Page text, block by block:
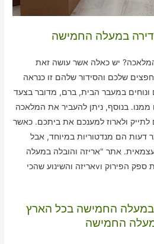
דירה במעלה החמישה
יש כאלה אשר עושה זאת
שלכם והסידור שלהם זו כנראה
במעבר הבית, ברם, מדובר בצעד
בנוסף, ניתן להעביר את המלאכה
ולארוז למענכם את ביתכם. כאשר
דעות הם מנדטוריות במיוחד, אבל
אתר "אריזה והובלה במעלה
החמישה" יחפש לטובתכם את ספק הפירוק וvאריזה והשינוע שהכי
במעלה החמישה בכל הארץ
החמישה